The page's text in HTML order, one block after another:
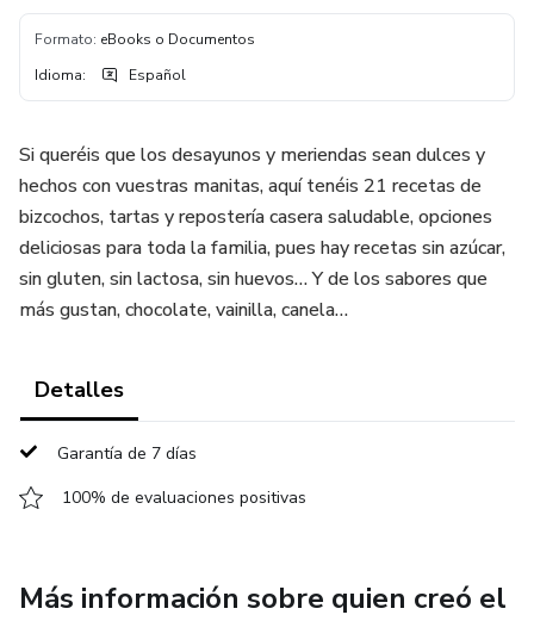
Formato: eBooks o Documentos
Idioma: Español
Si queréis que los desayunos y meriendas sean dulces y
hechos con vuestras manitas, aquí tenéis 21 recetas de
bizcochos, tartas y repostería casera saludable, opciones
deliciosas para toda la familia, pues hay recetas sin azúcar,
sin gluten, sin lactosa, sin huevos… Y de los sabores que
más gustan, chocolate, vainilla, canela…
Detalles
Garantía de 7 días
100% de evaluaciones positivas
Más información sobre quien creó el